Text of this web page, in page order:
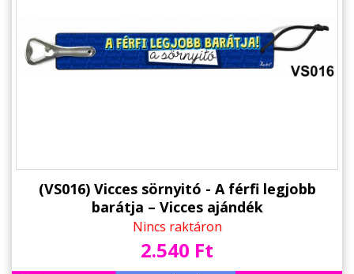
(VS016) Vicces sörnyitó - A férfi legjobb
barátja – Vicces ajándék
Nincs raktáron
2.540 Ft